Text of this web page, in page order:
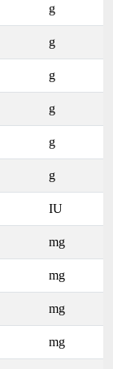
g
g
g
g
g
g
IU
mg
mg
mg
mg